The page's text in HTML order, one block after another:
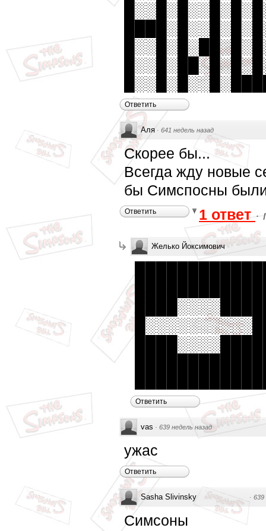
Ответить
Аля · 641 недель назад
Скорее бы...
Всегда жду новые
бы Симспосны
Ответить 1 ответ ·
Желько Йоксимович
Ответить
vas · 639 недель назад
ужас
Ответить
Sasha Slivinsky · 639
Симсоны